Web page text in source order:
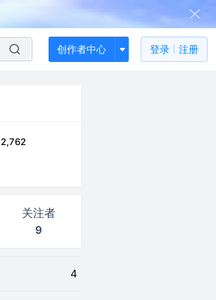
创作者中心 登录 注册
2,762
关注者
9
4